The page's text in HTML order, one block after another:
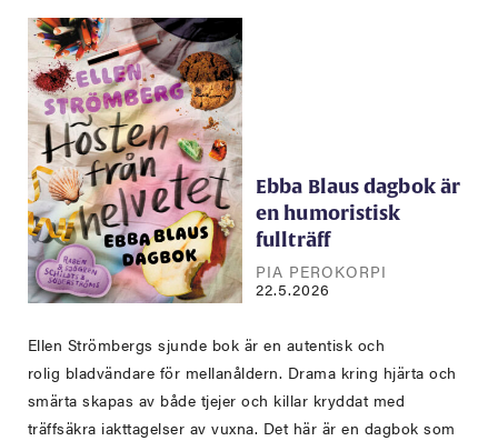
Ebba Blaus dagbok är
en humoristisk
fullträff
PIA PEROKORPI
22.5.2026
Ellen Strömbergs sjunde bok är en autentisk och
rolig bladvändare för mellanåldern. Drama kring hjärta och
smärta skapas av både tjejer och killar kryddat med
träffsäkra iakttagelser av vuxna. Det här är en dagbok som